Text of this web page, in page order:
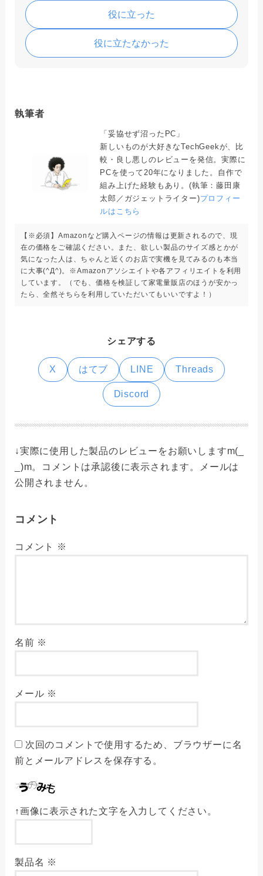
役に立った
役に立たなかった
執筆者
「妥協せず沼ったPC」
新しいものが大好きなTechGeekが、比
較・良し悪しのレビューを発信。実際に
PCを使って20年になりました。自作で
組み上げた経験もあり。(執筆：藤田康
太郎／ガジェットライター)プロフィー
ルはこちら
【※必須】Amazonなど購入ページの情報は更新されるので、現
在の価格をご確認ください。また、欲しい製品のサイズ感とかが
気になった人は、ちゃんと近くのお店で実機を見てみるのも本当
に大事(^Д^)。※Amazonアソシエイトや各アフィリエイトを利用
しています。（でも、価格を検証して家電量販店のほうが安かっ
たら、全然そちらを利用していただいてもいいですよ！）
シェアする
X はてブ LINE Threads
Discord
↓実際に使用した製品のレビューをお願いしますm(_
_)m。コメントは承認後に表示されます。メールは
公開されません。
コメント
コメント ※
名前 ※
メール ※
次回のコメントで使用するため、ブラウザーに名
前とメールアドレスを保存する。
↑画像に表示された文字を入力してください。
製品名 ※